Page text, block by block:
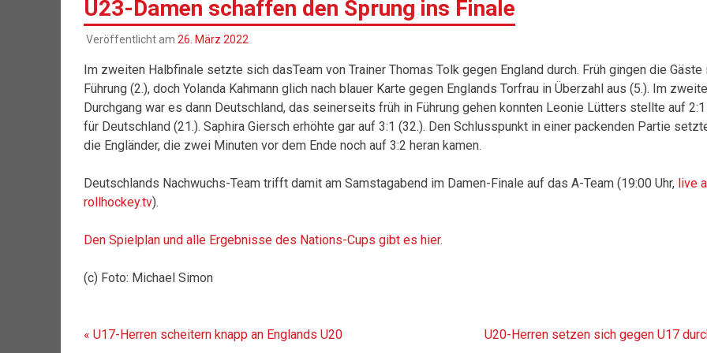
U23-Damen schaffen den Sprung ins Finale
Veröffentlicht am 26. März 2022
Im zweiten Halbfinale setzte sich dasTeam von Trainer Thomas Tolk gegen England durch. Früh gingen die Gäste
Führung (2.), doch Yolanda Kahmann glich nach blauer Karte gegen Englands Torfrau in Überzahl aus (5.). Im
Durchgang war es dann Deutschland, das seinerseits früh in Führung gehen konnten Leonie Lütters stellte auf 2:1
für Deutschland (21.). Saphira Giersch erhöhte gar auf 3:1 (32.). Den Schlusspunkt in einer packenden Partie
die Engländer, die zwei Minuten vor dem Ende noch auf 3:2 heran kamen.
Deutschlands Nachwuchs-Team trifft damit am Samstagabend im Damen-Finale auf das A-Team (19:00 Uhr, live
rollhockey.tv).
Den Spielplan und alle Ergebnisse des Nations-Cups gibt es hier.
(c) Foto: Michael Simon
Beitragsnavigation
« U17-Herren scheitern knapp an Englands U20 U20-Herren setzen sich gegen U17